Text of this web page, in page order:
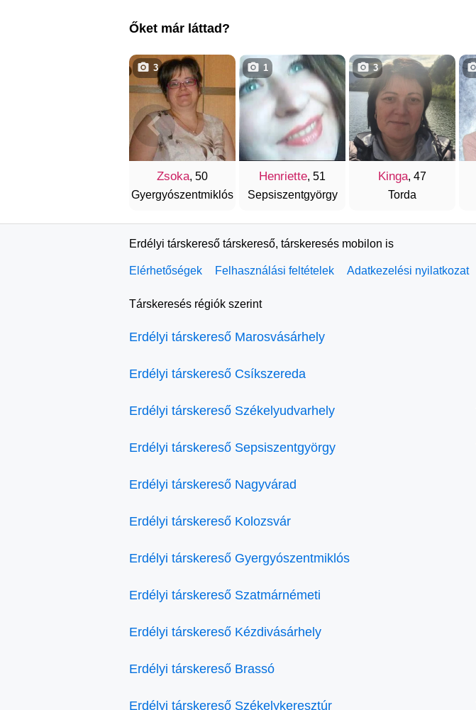
Őket már láttad?
Zsoka, 50
Gyergyószentmiklós
3
Henriette, 51
Sepsiszentgyörgy
1
Kinga, 47
Torda
3
Erdélyi társkereső társkereső, társkeresés mobilon is
Elérhetőségek Felhasználási feltételek Adatkezelési nyilatkozat
Társkeresés régiók szerint
Erdélyi társkereső Marosvásárhely
Erdélyi társkereső Csíkszereda
Erdélyi társkereső Székelyudvarhely
Erdélyi társkereső Sepsiszentgyörgy
Erdélyi társkereső Nagyvárad
Erdélyi társkereső Kolozsvár
Erdélyi társkereső Gyergyószentmiklós
Erdélyi társkereső Szatmárnémeti
Erdélyi társkereső Kézdivásárhely
Erdélyi társkereső Brassó
Erdélyi társkereső Székelykeresztúr